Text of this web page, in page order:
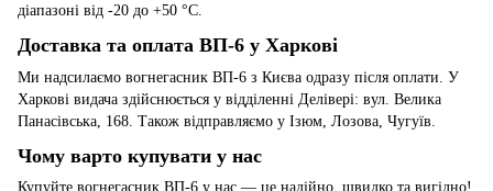
діапазоні від -20 до +50 °C.
Доставка та оплата ВП-6 у Харкові
Ми надсилаємо вогнегасник ВП-6 з Києва одразу після оплати. У
Харкові видача здійснюється у відділенні Делівері: вул. Велика
Панасівська, 168. Також відправляємо у Ізюм, Лозова, Чугуїв.
Чому варто купувати у нас
Купуйте вогнегасник ВП-6 у нас — це надійно, швидко та вигідно!